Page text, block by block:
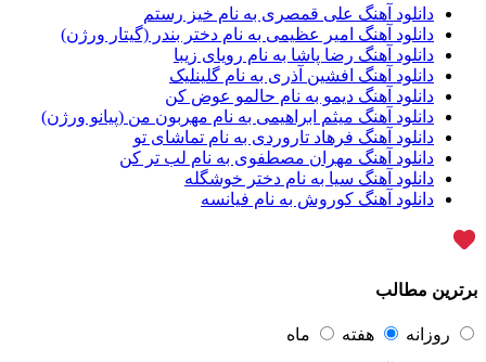
آراز المان2
آراز نصیری1
آراکو1
آراکوم3
آران2
آران براتی1
آران براتی و ایمان حمیدی1
آران، مُوِرس و وینتِرس1
آرپژ1
آرتا1
آرتان گادلی
آرتين شاهوران1
دانلود آهنگ علی قمصری به نام خیز رستم
دانلود آهنگ امیر عظیمی به نام دختر بندر (گیتار ورژن)
دانلود آهنگ رضا پاشا به نام رویای زیبا
دانلود آهنگ افشین آذری به نام گلینلیک
دانلود آهنگ دیمو به نام حالمو عوض کن
دانلود آهنگ میثم ابراهیمی به نام مهربون من (پیانو ورژن)
دانلود آهنگ فرهاد تاروردی به نام تماشای تو
دانلود آهنگ مهران مصطفوی به نام لب تر کن
دانلود آهنگ سیا به نام دختر خوشگله
دانلود آهنگ کوروش به نام فیانسه
برترین مطالب
روزانه هفته ماه